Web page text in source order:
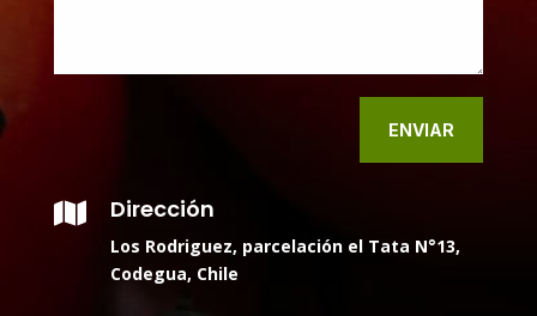
ENVIAR
 Dirección
Los Rodriguez, parcelación el Tata N°13,
Codegua, Chile